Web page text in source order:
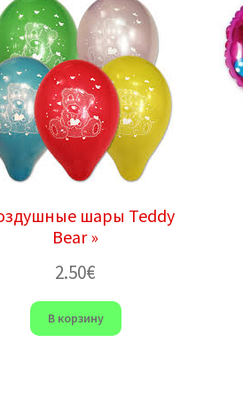
шары Teddy
Bear »
2.50€
В корзину